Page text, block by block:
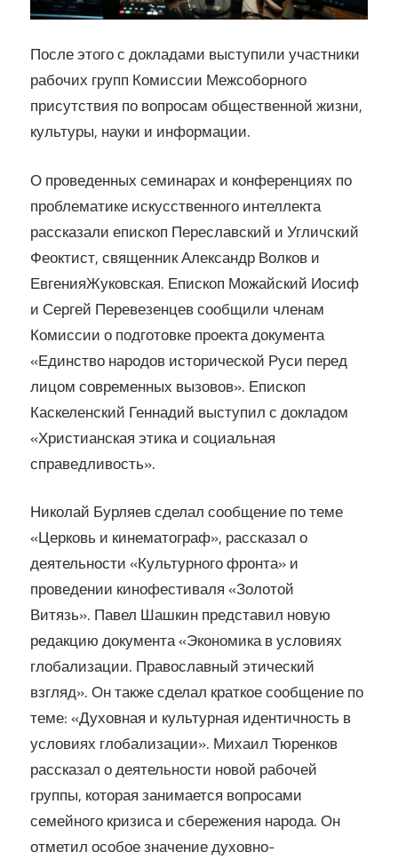
После этого с докладами выступили участники
рабочих групп Комиссии Межсоборного
присутствия по вопросам общественной жизни,
культуры, науки и информации.
О проведенных семинарах и конференциях по
проблематике искусственного интеллекта
рассказали епископ Переславский и Угличский
Феоктист, священник Александр Волков и
ЕвгенияЖуковская. Епископ Можайский Иосиф
и Сергей Перевезенцев сообщили членам
Комиссии о подготовке проекта документа
«Единство народов исторической Руси перед
лицом современных вызовов». Епископ
Каскеленский Геннадий выступил с докладом
«Христианская этика и социальная
справедливость».
Николай Бурляев сделал сообщение по теме
«Церковь и кинематограф», рассказал о
деятельности «Культурного фронта» и
проведении кинофестиваля «Золотой
Витязь». Павел Шашкин представил новую
редакцию документа «Экономика в условиях
глобализации. Православный этический
взгляд». Он также сделал краткое сообщение по
теме: «Духовная и культурная идентичность в
условиях глобализации». Михаил Тюренков
рассказал о деятельности новой рабочей
группы, которая занимается вопросами
семейного кризиса и сбережения народа. Он
отметил особое значение духовно-